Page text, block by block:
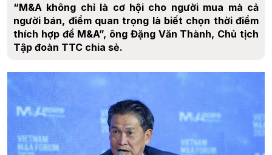
“M&A không chỉ là cơ hội cho người mua mà cả
người bán, điểm quan trọng là biết chọn thời điểm
thích hợp để M&A”, ông Đặng Văn Thành, Chủ tịch
Tập đoàn TTC chia sẻ.